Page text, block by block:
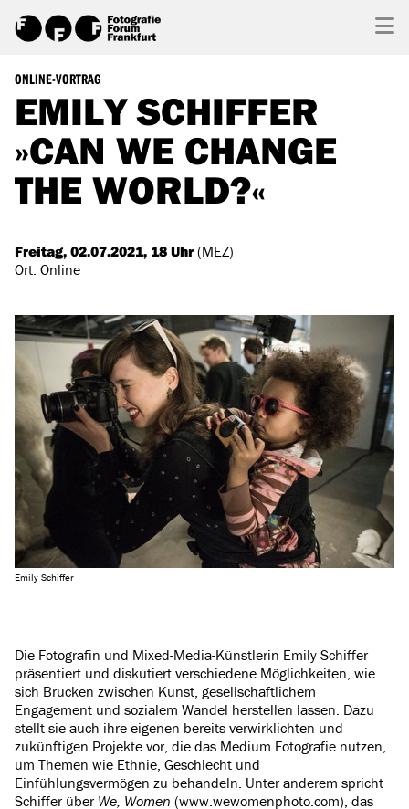
ONLINE-VORTRAG
EMILY SCHIFFER
»CAN WE CHANGE
THE WORLD?«
Freitag, 02.07.2021, 18 Uhr (MEZ)
Ort: Online
Emily Schiffer
Die Fotografin und Mixed-Media-Künstlerin Emily Schiffer
präsentiert und diskutiert verschiedene Möglichkeiten, wie
sich Brücken zwischen Kunst, gesellschaftlichem
Engagement und sozialem Wandel herstellen lassen. Dazu
stellt sie auch ihre eigenen bereits verwirklichten und
zukünftigen Projekte vor, die das Medium Fotografie nutzen,
um Themen wie Ethnie, Geschlecht und
Einfühlungsvermögen zu behandeln. Unter anderem spricht
Schiffer über We, Women (www.wewomenphoto.com), das